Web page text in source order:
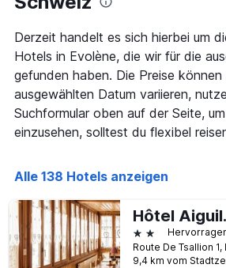
Derzeit handelt es sich hierbei um
Hotels in Evolène, die wir für die
gefunden haben. Die Preise
ausgewählten Datum variieren,
Suchformular oben auf der Seite,
einzusehen, solltest du flexibel
Alle 138 Hotels anzeigen
2 Sterne
9,4 km vom